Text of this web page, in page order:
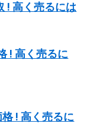
! 高く売るには
! 高く売るに
! 高く売るに